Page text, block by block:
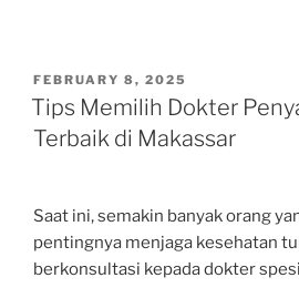
POSTED
ON
FEBRUARY 8, 2025
Tips Memilih Dokter
Terbaik di Makassar
Saat ini, semakin banyak orang
pentingnya menjaga kesehatan
berkonsultasi kepada dokter